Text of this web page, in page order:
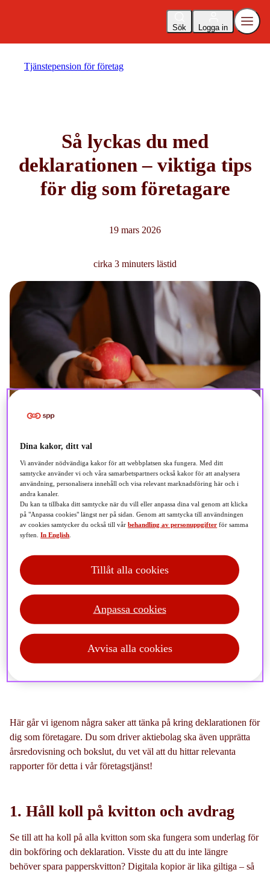
Sök Logga in
Tjänstepension för företag
Så lyckas du med
deklarationen – viktiga tips
för dig som företagare
19 mars 2026
cirka 3 minuters lästid
Att deklarera kan kännas som en utmaning, men det
behöver inte vara så svårt. Det kan till och med hjälpa
dig optimera företagets ekonomi. Här är våra bästa tips
för att lyckas med deklarationen som företagare,
inklusive smarta avdrag, pensionstips och viktiga regler.
Här går vi igenom några saker att tänka på kring deklarationen för
dig som företagare. Du som driver aktiebolag ska även upprätta
årsredovisning och bokslut, du vet väl att du hittar relevanta
rapporter för detta i vår företagstjänst!
1. Håll koll på kvitton och avdrag
Se till att ha koll på alla kvitton som ska fungera som underlag för
din bokföring och deklaration. Visste du att du inte längre
behöver spara papperskvitton? Digitala kopior är lika giltiga – så
Dina kakor, ditt val
Vi använder nödvändiga kakor för att webbplatsen ska fungera. Med ditt
samtycke använder vi och våra samarbetspartners också kakor för att analysera
användning, personalisera innehåll och visa relevant marknadsföring här och i
andra kanaler.
Du kan ta tillbaka ditt samtycke när du vill eller anpassa dina val genom att klicka
på "Anpassa cookies" längst ner på sidan. Genom att samtycka till användningen
av cookies samtycker du också till vårbehandling av personuppgifter för samma
syften.In English
Anpassa cookies
Avvisa alla cookies
Tillåt alla cookies